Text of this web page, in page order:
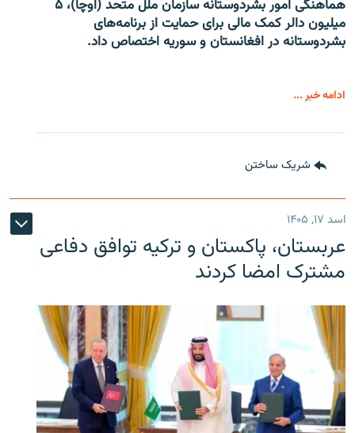
هماهنگی امور بشردوستانه سازمان ملل متحد (اوچا)، ۵
میلیون دالر کمک مالی برای حمایت از برنامه‌های
بشردوستانه در افغانستان و سوریه اختصاص داد.
ادامه خبر ...
شریک ساختن
اسد ۱۷, ۱۴۰۵
عربستان، پاکستان و ترکیه توافق دفاعی
مشترک امضا کردند